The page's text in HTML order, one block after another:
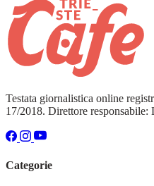
Testata giornalistica online
17/2018. Direttore responsabile:
Categorie